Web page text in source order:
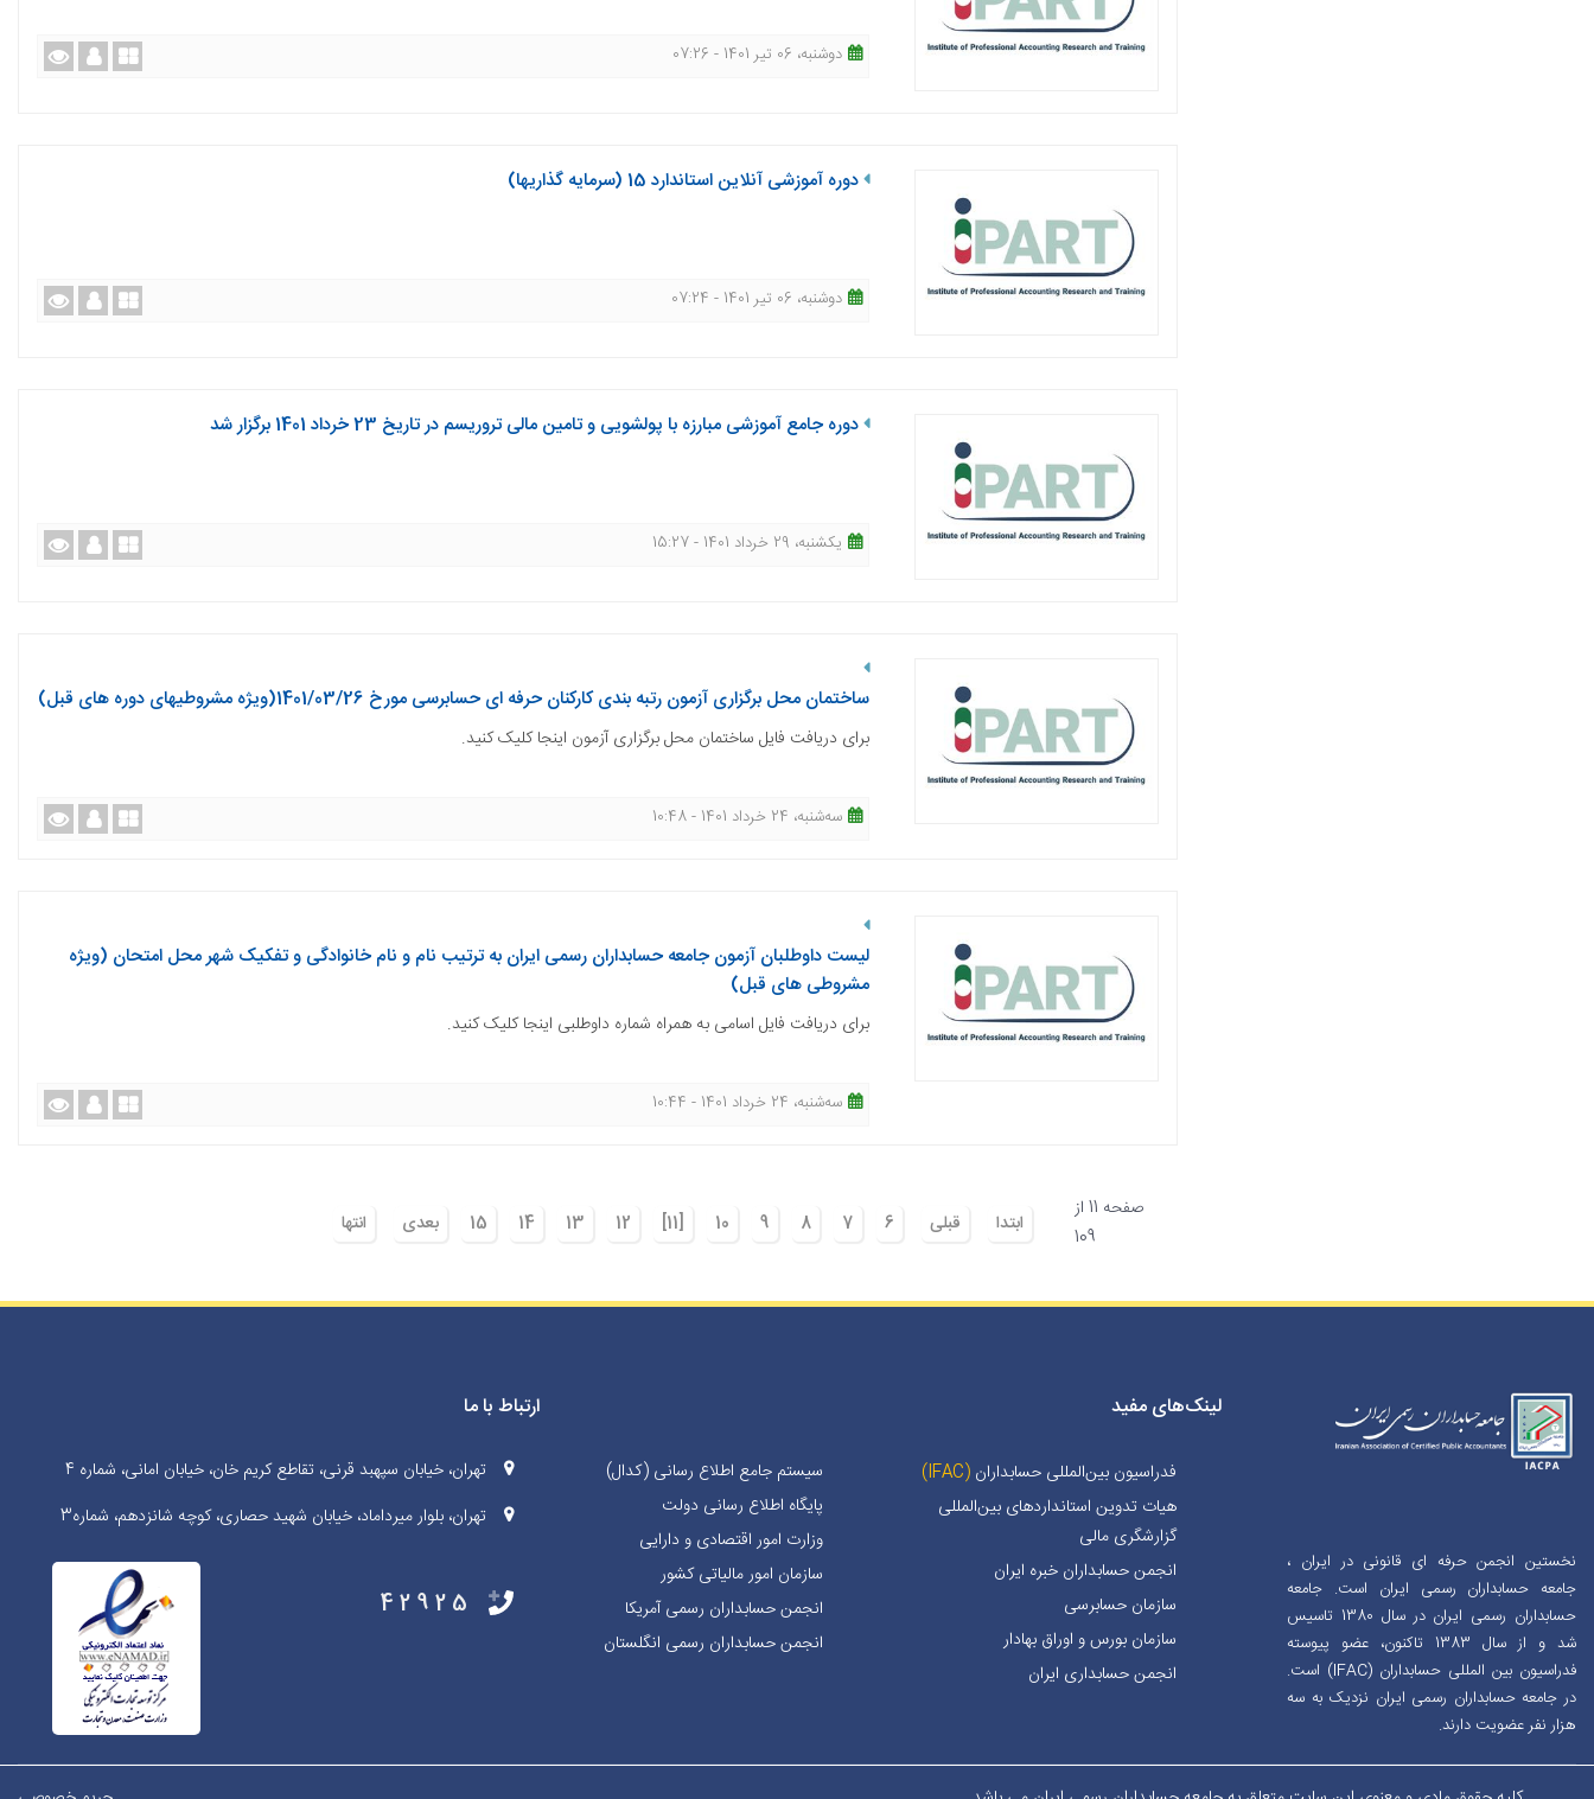
دوشنبه، 06 تیر 1401 - 07:26
دوره آموزشی آنلاین استاندارد 15 (سرمایه گذاریها)
دوشنبه، 06 تیر 1401 - 07:24
دوره جامع آموزشی مبارزه با پولشویی و تامین مالی تروریسم در تاریخ 23 خرداد 1401 برگزار شد
یکشنبه، 29 خرداد 1401 - 15:27
ساختمان محل برگزاری آزمون رتبه بندی کارکنان حرفه ای حسابرسی مورخ 1401/03/26(ویژه مشروطیهای دوره های قبل)
برای دریافت فایل ساختمان محل برگزاری آزمون اینجا کلیک کنید.
ﺳﻪشنبه، 24 خرداد 1401 - 10:48
لیست داوطلبان آزمون جامعه حسابداران رسمی ایران به ترتیب نام و نام خانوادگی و تفکیک شهر محل امتحان (ویژه
مشروطی های قبل)
برای دریافت فایل اسامی به همراه شماره داوطلبی اینجا کلیک کنید.
ﺳﻪشنبه، 24 خرداد 1401 - 10:44
صفحه 11 از
109
ابتدا قبلی 6
7
8
9
10
[11]
12
13
14
15 بعدی انتها
نخستین انجمن حرفه ای قانونی در ایران ،
جامعه حسابداران رسمی ایران است. جامعه
حسابداران رسمی ایران در سال 1380 تاسیس
شد و از سال 1383 تاکنون، عضو پیوسته
فدراسیون بین المللی حسابداران (IFAC) است.
در جامعه حسابداران رسمی ایران نزدیک به سه
هزار نفر عضویت دارند.
لینک‌های مفید
فدراسیون بین‌المللی حسابداران (IFAC)
هیات تدوین استانداردهای بین‌المللی
گزارشگری مالی
انجمن حسابداران خبره ايران
سازمان حسابرسی
سازمان بورس و اوراق بهادار
انجمن حسابداری ایران
سیستم جامع اطلاع رسانی (کدال)
پایگاه اطلاع رسانی دولت
وزارت امور اقتصادی و دارایی
سازمان امور مالیاتی کشور
انجمن حسابداران رسمی آمریکا
انجمن حسابداران رسمی انگلستان
ارتباط با ما
تهران، خیابان سپهبد قرنی، تقاطع کریم خان، خیابان امانی، شماره 4
تهران، بلوار میرداماد، خیابان شهید حصاری، کوچه شانزدهم، شماره3
42925